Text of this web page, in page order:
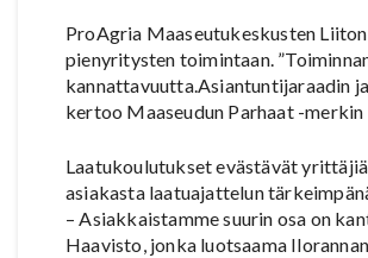
ProAgria Maaseutukeskusten
pienyritysten toimintaan.
kannattavuutta.Asiantuntijaraadin
kertoo Maaseudun Parhaat -
Laatukoulutukset evästävät
asiakasta laatuajattelun
– Asiakkaistamme suurin osa on
Haavisto, jonka luotsaama